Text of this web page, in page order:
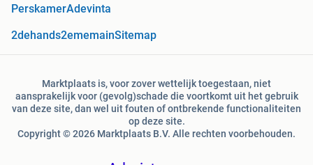
PerskamerAdevinta
2dehands2ememainSitemap
Marktplaats is, voor zover wettelijk toegestaan, niet
aansprakelijk voor (gevolg)schade die voortkomt uit het gebruik
van deze site, dan wel uit fouten of ontbrekende functionaliteiten
op deze site.
Copyright © 2026 Marktplaats B.V. Alle rechten voorbehouden.